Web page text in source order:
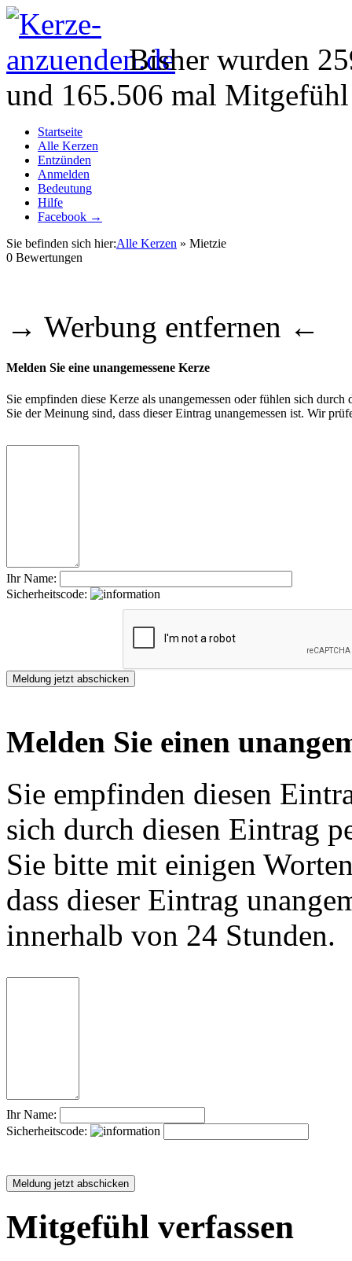
Bisher wurden
und 165.506 mal
Startseite
Alle Kerzen
Entzünden
Anmelden
Bedeutung
Hilfe
Facebook →
Sie befinden sich hier:Alle Kerzen » Mietzie
0 Bewertungen
→ Werbung entfernen ←
Melden Sie eine unangemessene Kerze
Sie empfinden diese Kerze als unangemessen oder fühlen sich
Sie der Meinung sind, dass dieser Eintrag unangemessen ist. Wir
Ihr Name:
Sicherheitscode:
Melden Sie einen
Sie empfinden diesen
sich durch diesen Eintrag
Sie bitte mit einigen
dass dieser Eintrag
innerhalb von 24 Stunden.
Ihr Name:
Sicherheitscode:
Mitgefühl verfassen